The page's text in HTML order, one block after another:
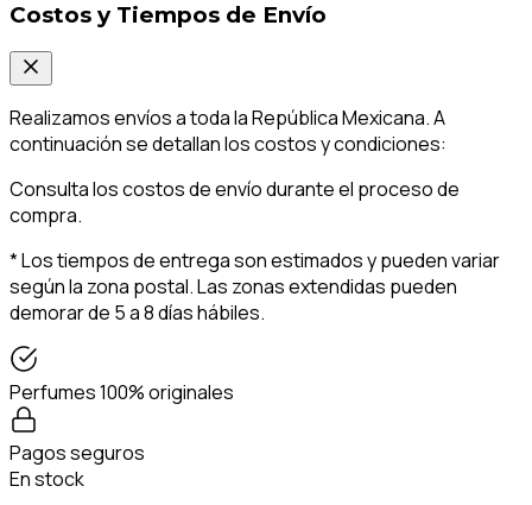
Costos y Tiempos de Envío
Realizamos envíos a toda la República Mexicana. A
continuación se detallan los costos y condiciones:
Consulta los costos de envío durante el proceso de
compra.
* Los tiempos de entrega son estimados y pueden variar
según la zona postal. Las zonas extendidas pueden
demorar de 5 a 8 días hábiles.
Perfumes 100% originales
Pagos seguros
En stock